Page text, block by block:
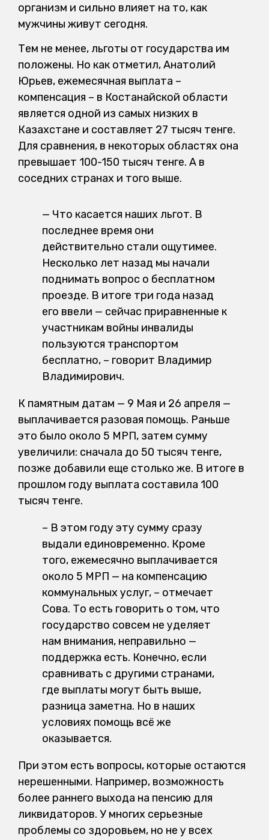
организм и сильно влияет на то, как
мужчины живут сегодня.
Тем не менее, льготы от государства им
положены. Но как отметил, Анатолий
Юрьев, ежемесячная выплата –
компенсация – в Костанайской области
является одной из самых низких в
Казахстане и составляет 27 тысяч тенге.
Для сравнения, в некоторых областях она
превышает 100-150 тысяч тенге. А в
соседних странах и того выше.
— Что касается наших льгот. В
последнее время они
действительно стали ощутимее.
Несколько лет назад мы начали
поднимать вопрос о бесплатном
проезде. В итоге три года назад
его ввели — сейчас приравненные к
участникам войны инвалиды
пользуются транспортом
бесплатно, – говорит Владимир
Владимирович.
К памятным датам — 9 Мая и 26 апреля —
выплачивается разовая помощь. Раньше
это было около 5 МРП, затем сумму
увеличили: сначала до 50 тысяч тенге,
позже добавили еще столько же. В итоге в
прошлом году выплата составила 100
тысяч тенге.
– В этом году эту сумму сразу
выдали единовременно. Кроме
того, ежемесячно выплачивается
около 5 МРП — на компенсацию
коммунальных услуг, – отмечает
Сова. То есть говорить о том, что
государство совсем не уделяет
нам внимания, неправильно —
поддержка есть. Конечно, если
сравнивать с другими странами,
где выплаты могут быть выше,
разница заметна. Но в наших
условиях помощь всё же
оказывается.
При этом есть вопросы, которые остаются
нерешенными. Например, возможность
более раннего выхода на пенсию для
ликвидаторов. У многих серьезные
проблемы со здоровьем, но не у всех